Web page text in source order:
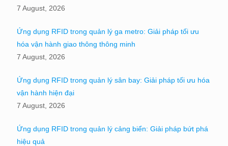
7 August, 2026
Ứng dụng RFID trong quản lý ga metro: Giải pháp tối ưu
hóa vận hành giao thông thông minh
7 August, 2026
Ứng dụng RFID trong quản lý sân bay: Giải pháp tối ưu hóa
vận hành hiện đại
7 August, 2026
Ứng dụng RFID trong quản lý cảng biển: Giải pháp bứt phá
hiệu quả